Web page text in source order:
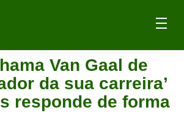
Van Gaal de
da sua carreira’
responde de forma